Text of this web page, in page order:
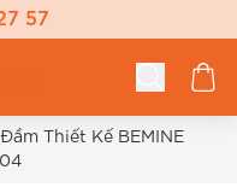
57
Đầm Thiết Kế BEMINE